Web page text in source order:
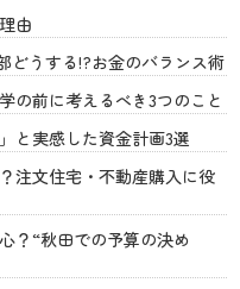
由
どうする!?お金のバランス術
の前に考えるべき3つのこと
と実感した資金計画3選
注文住宅・不動産購入に役
？“秋田での予算の決め